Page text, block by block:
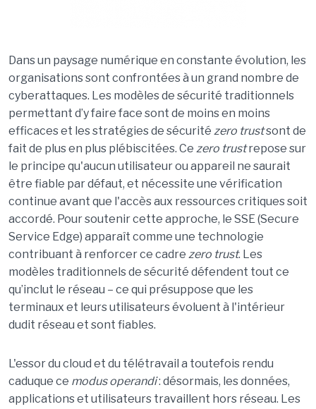
Dans un paysage numérique en constante évolution, les
organisations sont confrontées à un grand nombre de
cyberattaques. Les modèles de sécurité traditionnels
permettant d’y faire face sont de moins en moins
efficaces et les stratégies de sécurité zero trustsont de
fait de plus en plus plébiscitées. Ce zero trustrepose sur
le principe qu'aucun utilisateur ou appareil ne saurait
être fiable par défaut, et nécessite une vérification
continue avant que l'accès aux ressources critiques soit
accordé. Pour soutenir cette approche, le SSE (Secure
Service Edge) apparaît comme une technologie
contribuant à renforcer ce cadre zero trust. Les
modèles traditionnels de sécurité défendent tout ce
qu’inclut le réseau – ce qui présuppose que les
terminaux et leurs utilisateurs évoluent à l'intérieur
dudit réseau et sont fiables.
L'essor du cloud et du télétravail a toutefois rendu
caduque ce modus operandi: désormais, les données,
applications et utilisateurs travaillent hors réseau. Les